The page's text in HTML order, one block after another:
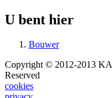
U bent hier
Bouwer
Copyright © 2012-2013
Reserved
cookies